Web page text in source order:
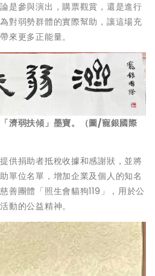
是參與演出，購票觀賞，還是進行
對弱勢群體的實際幫助，讓這場充
來更多正能量。
濟弱扶傾」墨寶。（圖/寵銀國際
供捐助者抵稅收據和感謝狀，並將
單位名單，增加企業及個人的知名
善團體「照生會貓狗119」，用於公
動的公益精神。